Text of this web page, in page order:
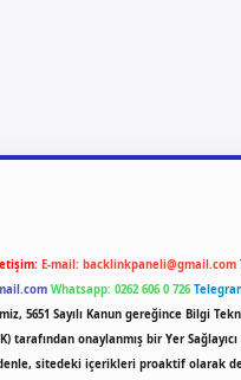
E-mail: backlinkpaneli@gmail.com
Whatsapp: 0262 606 0 726
5651 Sayılı Kanun gereğince Bilgi
tarafından onaylanmış bir Yer
sitedeki içerikleri proaktif olarak